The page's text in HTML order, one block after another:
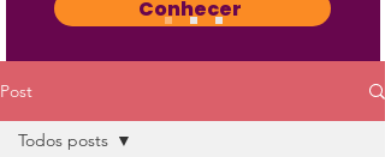
Conhecer
Post
Todos posts